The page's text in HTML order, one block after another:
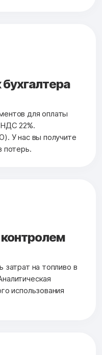
для оплаты
22%.
У нас вы получите
потерь.
затрат на топливо в
использования